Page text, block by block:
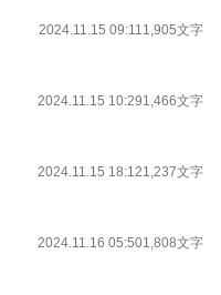
2024.11.15 09:11 1,905文字
2024.11.15 10:291,466文字
2024.11.15 18:121,237文字
2024.11.16 05:501,808文字